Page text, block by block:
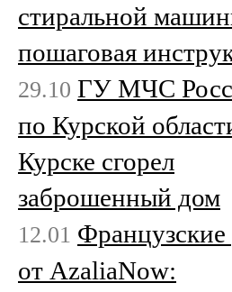
стиральной
пошаговая
29.10 ГУ МЧС
по Курской
Курске сгорел
заброшенный дом
12.01
от AzaliaNow: